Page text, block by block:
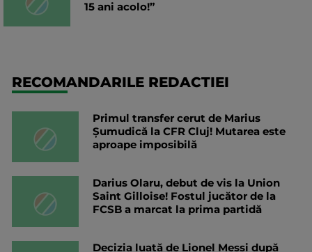
15 ani acolo!”
RECOMANDARILE REDACTIEI
Primul transfer cerut de Marius
Șumudică la CFR Cluj! Mutarea este
aproape imposibilă
Darius Olaru, debut de vis la Union
Saint Gilloise! Fostul jucător de la
FCSB a marcat la prima partidă
Decizia luată de Lionel Messi după